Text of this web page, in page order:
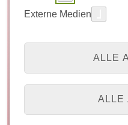
04. August 2022
Vortragsraum des
Wesel (Kirche/EG)
Externe Medien
ALLE
ALLE